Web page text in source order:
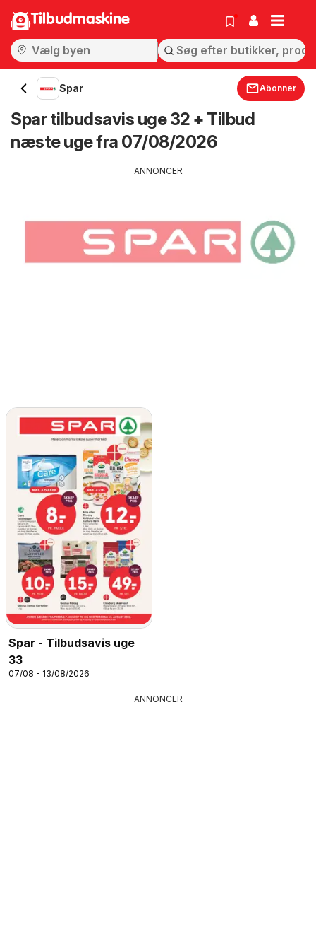
Tilbudmaskine
Spar Abonner
Spar tilbudsavis uge 32 + Tilbud
næste uge fra 07/08/2026
ANNONCER
Spar - Tilbudsavis uge
33
07/08 - 13/08/2026
ANNONCER